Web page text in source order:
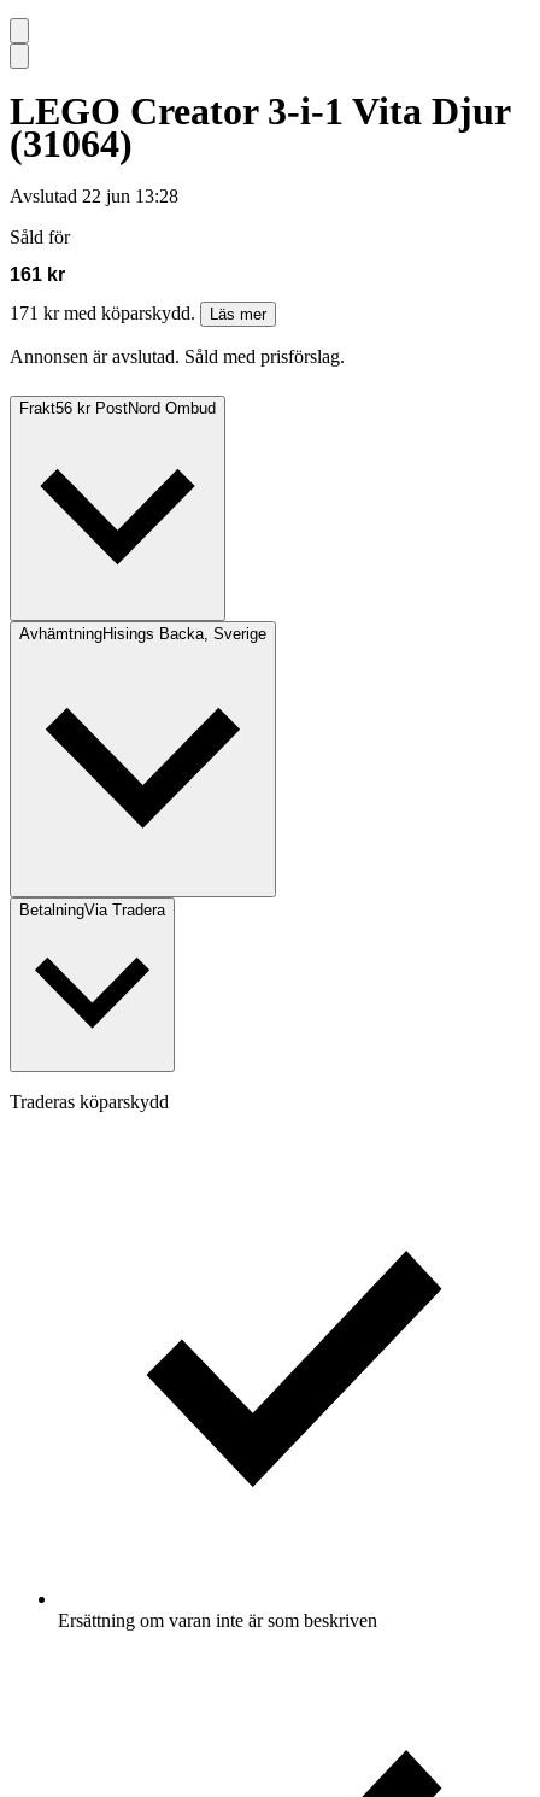
LEGO Creator 3-i-1 Vita Djur
(31064)
Avslutad 22 jun 13:28
Såld för
161 kr
171 kr med köparskydd.
Läs mer
Annonsen är avslutad. Såld med prisförslag.
Frakt56 kr PostNord Ombud
AvhämtningHisings Backa, Sverige
BetalningVia Tradera
Traderas köparskydd
Ersättning om varan inte är som beskriven